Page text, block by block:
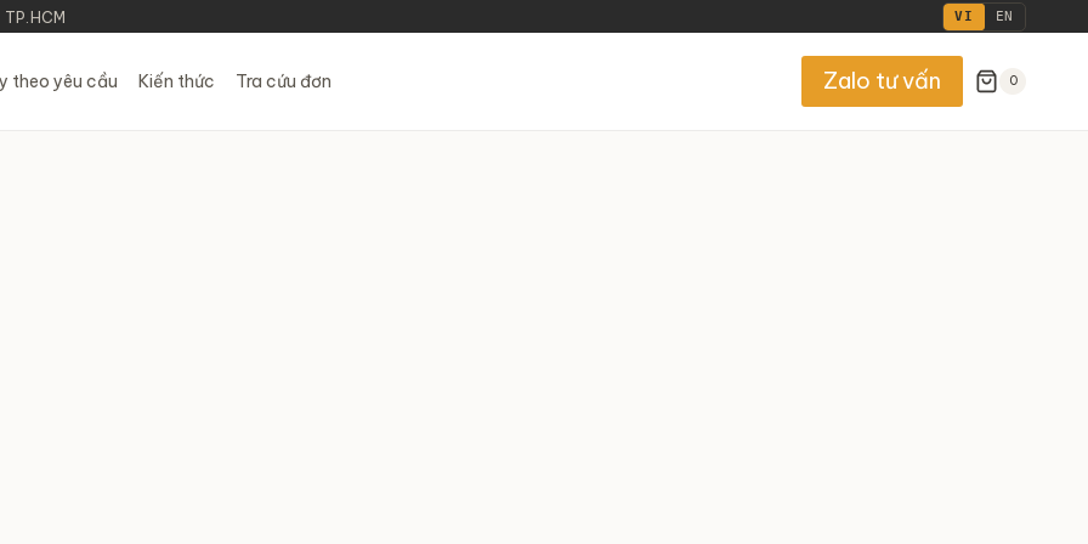
VI EN
theo yêu cầu Kiến thức Tra cứu đơn Zalo tư vấn 0